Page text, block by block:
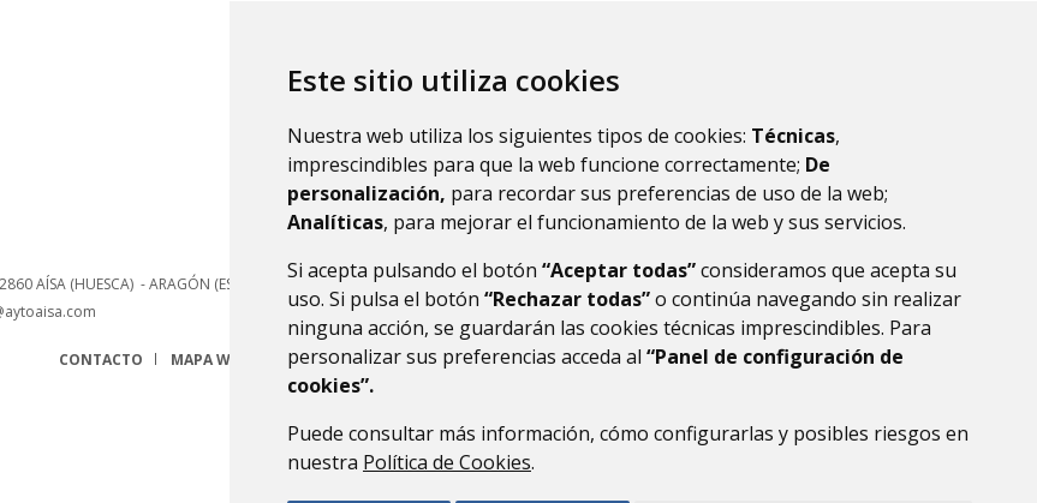
Este sitio utiliza cookies
Nuestra web utiliza los siguientes tipos de cookies: Técnicas,
imprescindibles para que la web funcione correctamente; De
personalización, para recordar sus preferencias de uso de la web;
Analíticas, para mejorar el funcionamiento de la web y sus servicios.
Si acepta pulsando el botón “Aceptar todas”consideramos que acepta su
uso. Si pulsa el botón “Rechazar todas”o continúa navegando sin realizar
ninguna acción, se guardarán las cookies técnicas imprescindibles. Para
personalizar sus preferencias acceda al “Panel de configuración de
cookies”.
Puede consultar más información, cómo configurarlas y posibles riesgos en
nuestra Política de Cookies.
AÍSA (HUESCA) - ARAGÓN (ESPAÑA)
CONTACTO MAPA WEB AVISO LEGAL PROTECCIÓN DE DATOS ACCESIBILIDAD POLÍTICA DE COOKIES